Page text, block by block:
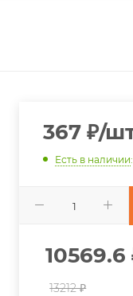
367 ₽/
Есть в наличии
10569.6
13212 ₽